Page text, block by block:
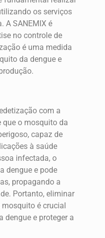
os serviços
A SANEMIX é
no controle de
é uma medida
da dengue e
com a
que o mosquito da
capaz de
à saúde
infectada, o
dengue e pode
propagando a
Portanto, eliminar
é crucial
dengue e proteger a